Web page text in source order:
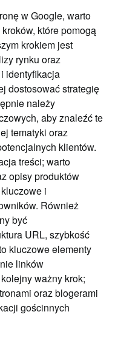
w Google, warto
które pomogą
krokiem jest
rynku oraz
identyfikacja
dostosować strategię
należy
aby znaleźć te
tematyki oraz
klientów.
treści; warto
opisy produktów
i
Również
być
URL, szybkość
kluczowe elementy
linków
ważny krok;
oraz blogerami
gościnnych